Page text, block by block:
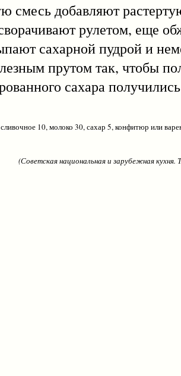
добавляют
рулетом, еще
сахарной пудрой и
прутом так, чтобы
сахара
10, молоко 30, сахар 5, конфитюр или
(Советская национальная и зарубежная